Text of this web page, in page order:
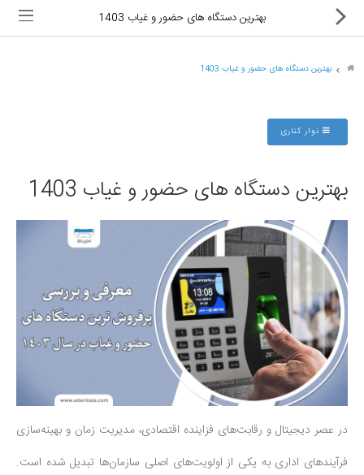
ماشین های اداری
لوازم التحریر
کارتریج و تونر
تجهیزات فروشگاهی و بانکی
دستگاه صحافی و پرس
ماشین حساب
هدایا و ست مدیریتی
وایت برد و تابلو اعلانات
بهترین دستگاه های حضور و غیاب 1403
بهترین دستگاه های حضور و غیاب 1403
نوار کناری
بهترین دستگاه های حضور و غیاب 1403
در عصر دیجیتال و رقابت‌های فزاینده اقتصادی، مدیریت زمان و بهینه‌سازی
فرآیندهای اداری به یکی از اولویت‌های اصلی سازمان‌ها تبدیل شده است.